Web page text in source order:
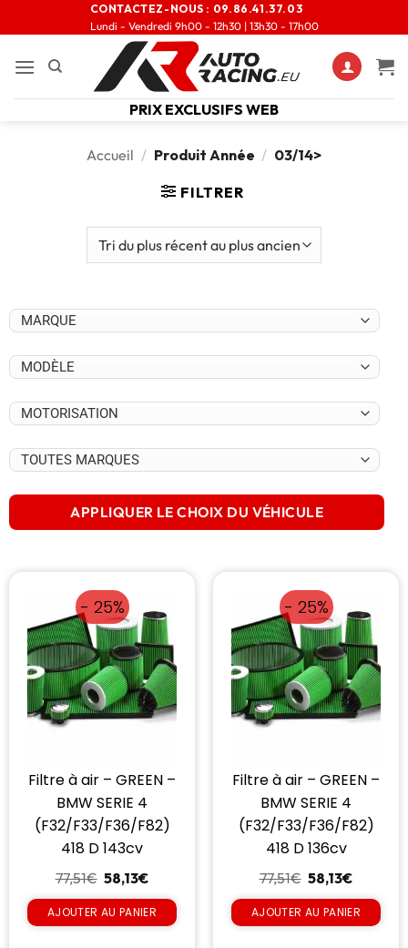
CONTACTEZ-NOUS : 09.86.41.37.03
Lundi - Vendredi 9h00 - 12h30 | 13h30 - 17h00
PRIX EXCLUSIFS WEB
Accueil / Produit Année / 03/14>
FILTRER
APPLIQUER LE CHOIX DU VÉHICULE
- 25%
Filtre à air – GREEN –
BMW SERIE 4
(F32/F33/F36/F82)
418 D 143cv
77,51€ 58,13€
AJOUTER AU PANIER
- 25%
Filtre à air – GREEN –
BMW SERIE 4
(F32/F33/F36/F82)
418 D 136cv
77,51€ 58,13€
AJOUTER AU PANIER